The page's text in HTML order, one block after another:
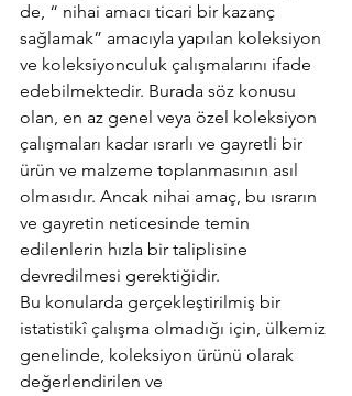
de, “ nihai amacı ticari bir kazanç
sağlamak” amacıyla yapılan koleksiyon
ve koleksiyonculuk çalışmalarını ifade
edebilmektedir. Burada söz konusu
olan, en az genel veya özel koleksiyon
çalışmaları kadar ısrarlı ve gayretli bir
ürün ve malzeme toplanmasının asıl
olmasıdır. Ancak nihai amaç, bu ısrarın
ve gayretin neticesinde temin
edilenlerin hızla bir taliplisine
devredilmesi gerektiğidir.
Bu konularda gerçekleştirilmiş bir
istatistikî çalışma olmadığı için, ülkemiz
genelinde, koleksiyon ürünü olarak
değerlendirilen ve